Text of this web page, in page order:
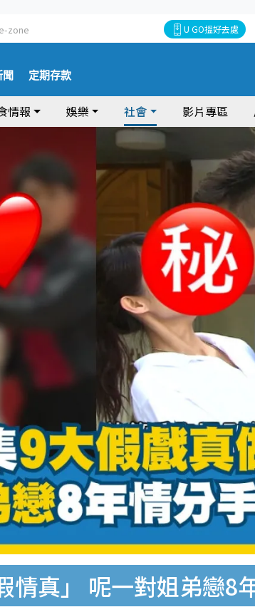
e-zone U GO搵好去處
定期存款
情報 娛樂 社會 影片專區
情真」 呢一對姐弟戀8